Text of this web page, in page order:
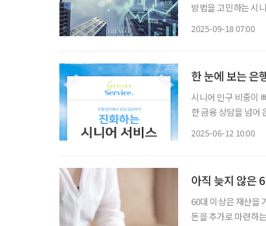
방법을 고민하는 시
2025-09-18 07:00
한 눈에 보는 은
시니어 인구 비중이
한 금융 상담을 넘어
2025-06-12 10:00
아직 늦지 않은
60대 이상은 재산을 가
돈을 추가로 마련하